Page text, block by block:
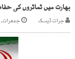
بھارت میں ٹماٹروں کی
جرات ڈیسک جمعرات, ۱۳ جولائی ۲۰۲۳